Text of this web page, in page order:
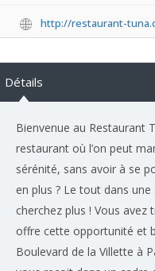
http://restaurant-
Détails
Bienvenue au Restaurant
restaurant où l’on peut
sérénité, sans avoir à se
en plus ? Le tout dans
cherchez plus ! Vous avez
offre cette opportunité et
Boulevard de la Villette à